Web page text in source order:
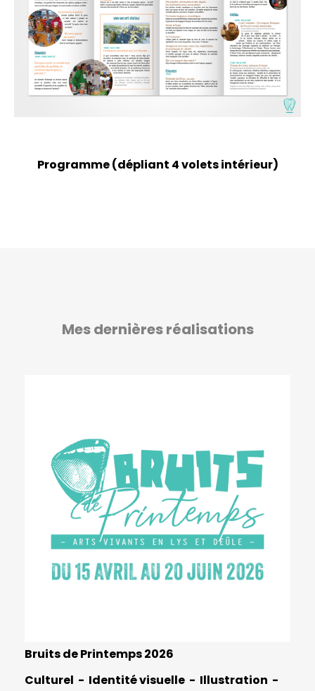
Programme (dépliant 4 volets intérieur)
Mes dernières réalisations
Bruits de Printemps 2026
Culturel
Identité visuelle
Illustration